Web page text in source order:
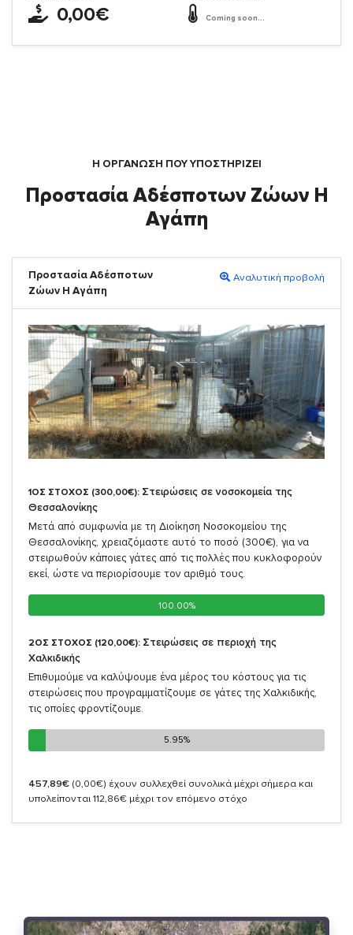
0,00€ Coming soon...
Η ΟΡΓΆΝΩΣΗ ΠΟΥ ΥΠΟΣΤΗΡΙΖΕΙ
Προστασία Αδέσποτων Ζώων Η
Αγάπη
Προστασία Αδέσποτων
Ζώων Η Αγάπη
Αναλυτική προβολή
1ΟΣ ΣΤΟΧΟΣ (300,00€): Στειρώσεις σε νοσοκομεία της
Θεσσαλονίκης
Μετά από συμφωνία με τη Διοίκηση Νοσοκομείου της
Θεσσαλονίκης, χρειαζόμαστε αυτό το ποσό (300€), για να
στειρωθούν κάποιες γάτες από τις πολλές που κυκλοφορούν
εκεί, ώστε να περιορίσουμε τον αριθμό τους.
100.00%
100.00%
2ΟΣ ΣΤΟΧΟΣ (120,00€): Στειρώσεις σε περιοχή της
Χαλκιδικής
Επιθυμούμε να καλύψουμε ένα μέρος του κόστους για τις
στειρώσεις που προγραμματίζουμε σε γάτες της Χαλκιδικής,
τις οποίες φροντίζουμε.
5.95%
5.95%
457,89€ (0,00€) έχουν συλλεχθεί συνολικά μέχρι σήμερα και
υπολείπονται 112,86€ μέχρι τον επόμενο στόχο